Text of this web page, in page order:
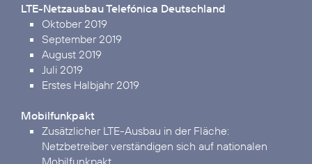
LTE-Netzausbau Telefónica Deutschland
Oktober 2019
September 2019
August 2019
Juli 2019
Erstes Halbjahr 2019
Mobilfunkpakt
Zusätzlicher LTE-Ausbau in der Fläche:
Netzbetreiber verständigen sich auf nationalen
Mobilfunkpakt